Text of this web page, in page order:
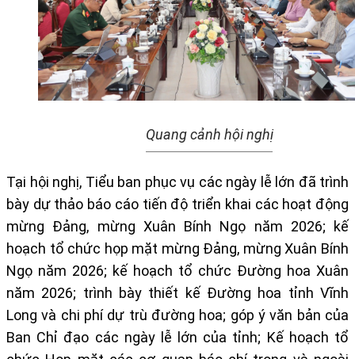
Quang cảnh hội nghị
Tại hội nghị, Tiểu ban phục vụ các ngày lễ lớn đã trình
bày dự thảo báo cáo tiến độ triển khai các hoạt động
mừng Đảng, mừng Xuân Bính Ngọ năm 2026; kế
hoạch tổ chức họp mặt mừng Đảng, mừng Xuân Bính
Ngọ năm 2026; kế hoạch tổ chức Đường hoa Xuân
năm 2026; trình bày thiết kế Đường hoa tỉnh Vĩnh
Long và chi phí dự trù đường hoa; góp ý văn bản của
Ban Chỉ đạo các ngày lễ lớn của tỉnh; Kế hoạch tổ